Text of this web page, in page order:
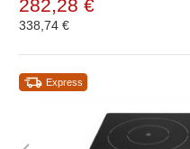
282,28 €
338,74 €
Express